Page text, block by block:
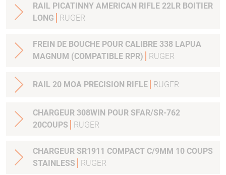
RAIL PICATINNY AMERICAN RIFLE 22LR BOITIER
LONG
RUGER
FREIN DE BOUCHE POUR CALIBRE 338 LAPUA
MAGNUM (COMPATIBLE RPR)
RUGER
RAIL 20 MOA PRECISION RIFLE RUGER
CHARGEUR 308WIN POUR SFAR/SR-762
20COUPS
RUGER
CHARGEUR SR1911 COMPACT C/9MM 10 COUPS
STAINLESS
RUGER